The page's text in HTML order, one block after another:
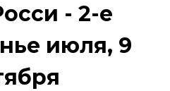
- 2-е
июля, 9